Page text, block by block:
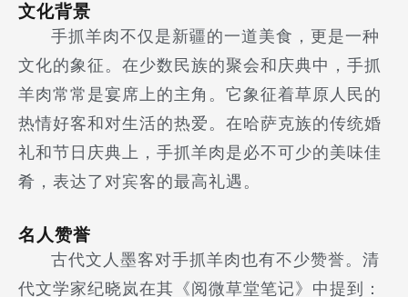
文化背景
手抓羊肉不仅是新疆的一道美食，更是一种
文化的象征。在少数民族的聚会和庆典中，手抓
羊肉常常是宴席上的主角。它象征着草原人民的
热情好客和对生活的热爱。在哈萨克族的传统婚
礼和节日庆典上，手抓羊肉是必不可少的美味佳
肴，表达了对宾客的最高礼遇。
名人赞誉
古代文人墨客对手抓羊肉也有不少赞誉。清
代文学家纪晓岚在其《阅微草堂笔记》中提到：